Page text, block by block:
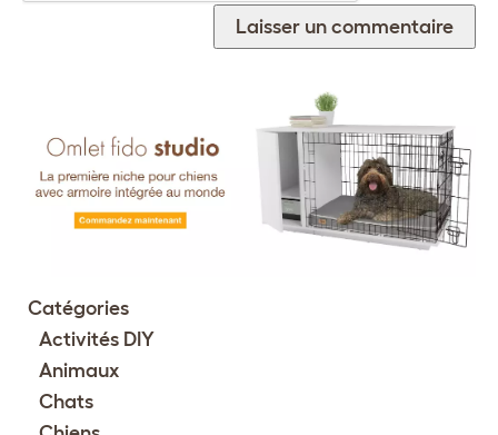
Catégories
Activités DIY
Animaux
Chats